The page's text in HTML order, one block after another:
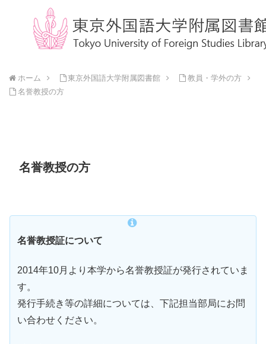
ホーム 東京外国語大学附属図書館
教員・学外の方
名誉教授の方
名誉教授の方
名誉教授証について
2014年10月より本学から名誉教授証が発行されていま
す。
発行手続き等の詳細については、下記担当部局にお問
い合わせください。